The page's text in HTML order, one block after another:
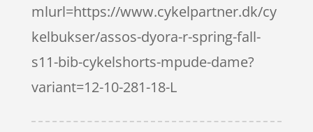
mlurl=https://www.cykelpartner.dk/cy
kelbukser/assos-dyora-r-spring-fall-
s11-bib-cykelshorts-mpude-dame?
variant=12-10-281-18-L